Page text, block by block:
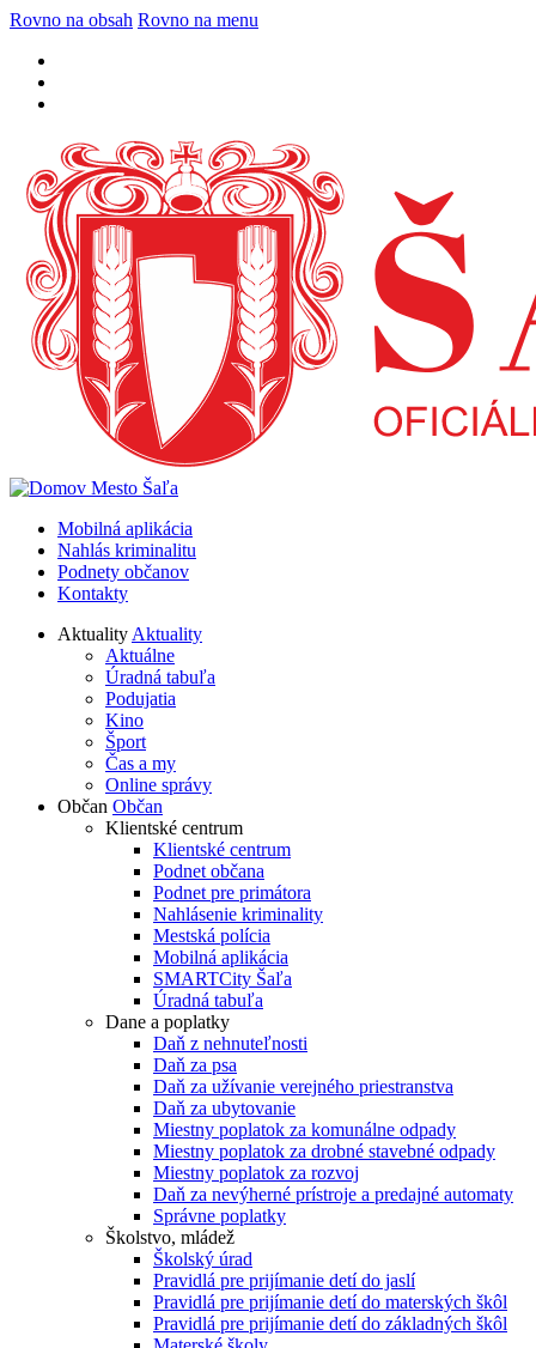
Rovno na obsah Rovno na menu
Mobilná aplikácia
Nahlás kriminalitu
Podnety občanov
Kontakty
AktualityAktuality
Aktuálne
Úradná tabuľa
Podujatia
Kino
Šport
Čas a my
Online správy
Občan Občan
Klientské centrum
Klientské centrum
Podnet občana
Podnet pre primátora
Nahlásenie kriminality
Mestská polícia
Mobilná aplikácia
SMARTCity Šaľa
Úradná tabuľa
Dane a poplatky
Daň z nehnuteľnosti
Daň za psa
Daň za užívanie verejného priestranstva
Daň za ubytovanie
Miestny poplatok za komunálne odpady
Miestny poplatok za drobné stavebné odpady
Miestny poplatok za rozvoj
Daň za nevýherné prístroje a predajné automaty
Správne poplatky
Školstvo, mládež
Školský úrad
Pravidlá pre prijímanie detí do jaslí
Pravidlá pre prijímanie detí do materských škôl
Pravidlá pre prijímanie detí do základných škôl